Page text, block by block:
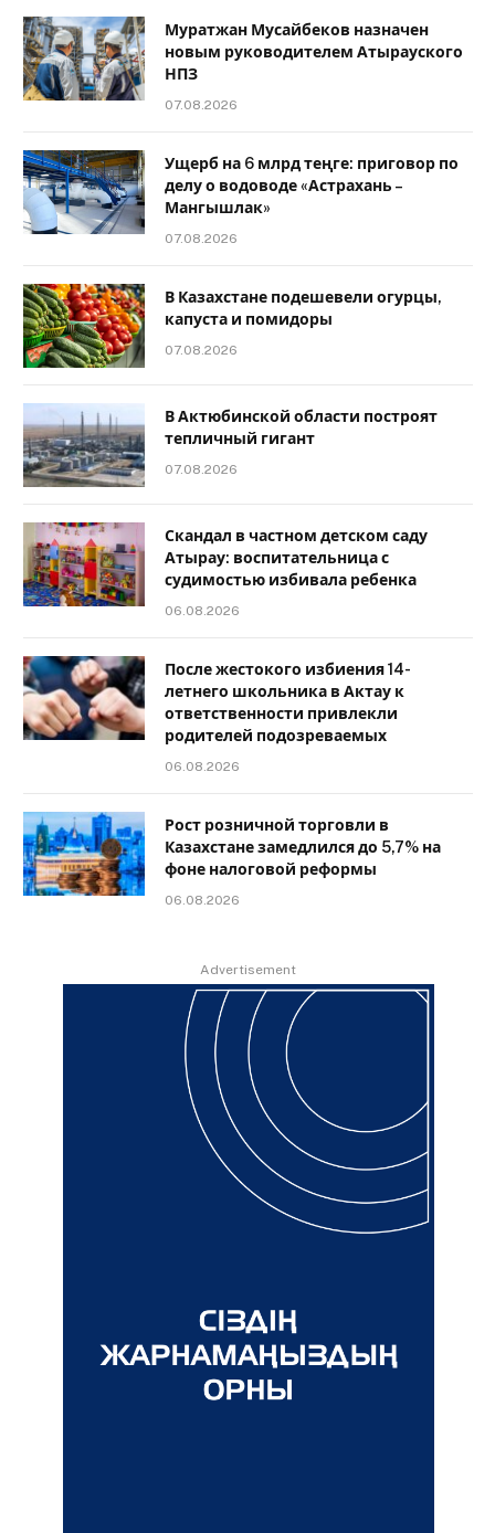
Муратжан Мусайбеков назначен
новым руководителем Атырауского
НПЗ
07.08.2026
Ущерб на 6 млрд теңге: приговор по
делу о водоводе «Астрахань –
Мангышлак»
07.08.2026
В Казахстане подешевели огурцы,
капуста и помидоры
07.08.2026
В Актюбинской области построят
тепличный гигант
07.08.2026
Скандал в частном детском саду
Атырау: воспитательница с
судимостью избивала ребенка
06.08.2026
После жестокого избиения 14-
летнего школьника в Актау к
ответственности привлекли
родителей подозреваемых
06.08.2026
Рост розничной торговли в
Казахстане замедлился до 5,7% на
фоне налоговой реформы
06.08.2026
Advertisement